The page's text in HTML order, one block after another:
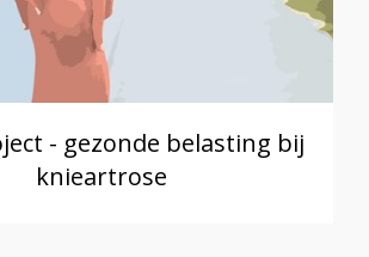
- gezonde belasting bij
knieartrose